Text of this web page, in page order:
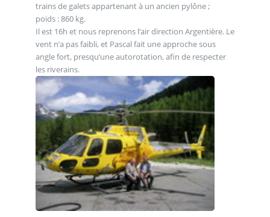
trains de galets appartenant à un ancien pylône ;
poids : 860 kg.
Il est 16h et nous reprenons l’air direction Argentière. Le
vent n’a pas faibli, et Pascal fait une approche sous
angle fort, presqu’une autorotation, afin de respecter
les riverains.